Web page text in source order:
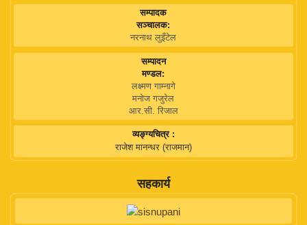
सम्पादक
सञ्चालक:
नरनाथ लुइँटेल
सम्पादन
मण्डल:
लक्ष्मण गाम्नागे
मनोज गजुरेल
आर.सी. रिजाल
व्यङ्ग्यचित्र :
राजेश मानन्धर (राजमान)
सहकार्य